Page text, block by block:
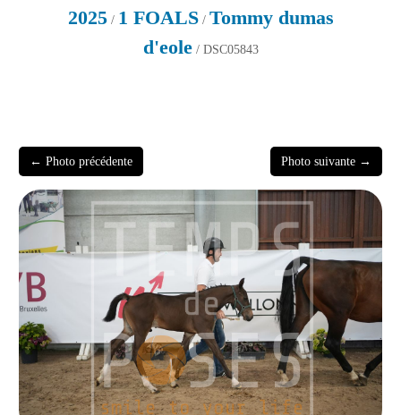
2025/ 1 FOALS/ Tommy dumas
d'eole/ DSC05843
← Photo précédente Photo suivante →